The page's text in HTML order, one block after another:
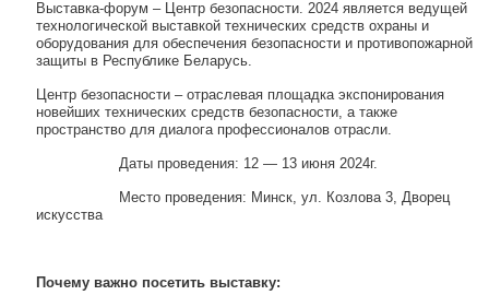
Выставка-форум – Центр безопасности. 2024 является ведущей
технологической выставкой технических средств охраны и
оборудования для обеспечения безопасности и противопожарной
защиты в Республике Беларусь.
Центр безопасности – отраслевая площадка экспонирования
новейших технических средств безопасности, а также
пространство для диалога профессионалов отрасли.
Даты проведения: 12 — 13 июня 2024г.
Место проведения: Минск, ул. Козлова 3, Дворец
искусства
Почему важно посетить выставку: